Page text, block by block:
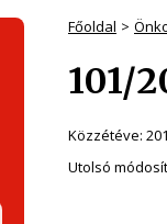
Főoldal
101/
Közzétéve:
Utolsó